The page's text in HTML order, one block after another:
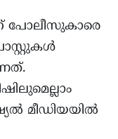
പോലീസുകാരെ
മീഡിയയിൽ